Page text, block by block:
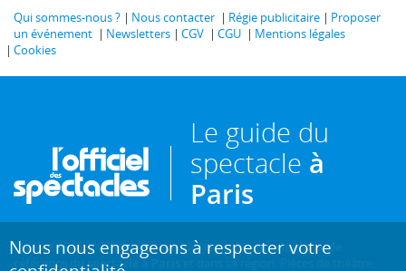
Qui sommes-nous ? Nous contacter Régie publicitaire
Proposer
un événement
Newsletters CGV CGU
Mentions légales
Cookies
Le guide du
spectacle à
Paris
Créé en 1946, L'Officiel des spectacles estl'hebdomadaire de
référence du spectacle à Paris
et dans sa région. Pièces de théâtre,
Nous nous engageons à respecter votre